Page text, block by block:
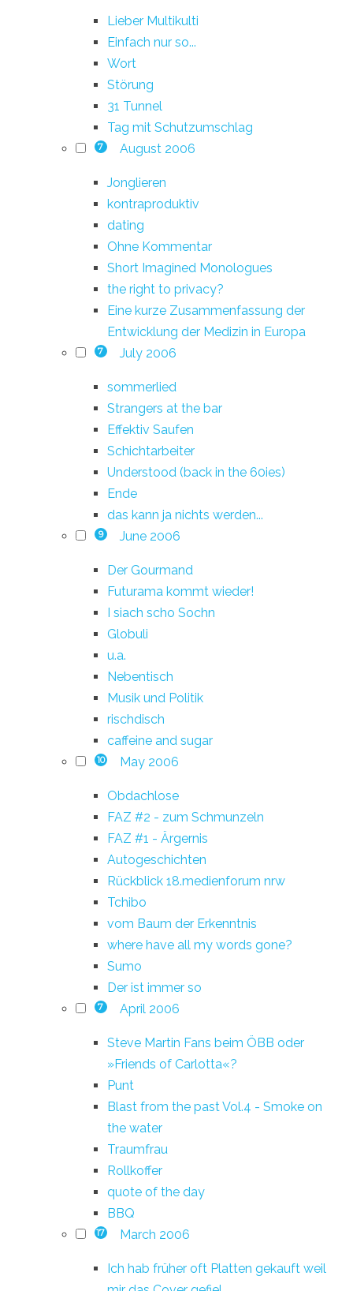
Lieber Multikulti
Einfach nur so...
Wort
Störung
31 Tunnel
Tag mit Schutzumschlag
7 August 2006
Jonglieren
kontraproduktiv
dating
Ohne Kommentar
Short Imagined Monologues
the right to privacy?
Eine kurze Zusammenfassung der
Entwicklung der Medizin in Europa
7 July 2006
sommerlied
Strangers at the bar
Effektiv Saufen
Schichtarbeiter
Understood (back in the 60ies)
Ende
das kann ja nichts werden...
9 June 2006
Der Gourmand
Futurama kommt wieder!
I siach scho Sochn
Globuli
u.a.
Nebentisch
Musik und Politik
rischdisch
caffeine and sugar
10 May 2006
Obdachlose
FAZ #2 - zum Schmunzeln
FAZ #1 - Ärgernis
Autogeschichten
Rückblick 18.medienforum nrw
Tchibo
vom Baum der Erkenntnis
where have all my words gone?
Sumo
Der ist immer so
7 April 2006
Steve Martin Fans beim ÖBB oder
»Friends of Carlotta«?
Punt
Blast from the past Vol.4 - Smoke on
the water
Traumfrau
Rollkoffer
quote of the day
BBQ
17 March 2006
Ich hab früher oft Platten gekauft weil